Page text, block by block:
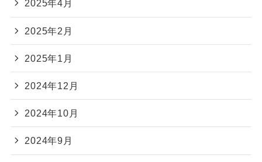
2025年4月
2025年2月
2025年1月
2024年12月
2024年10月
2024年9月